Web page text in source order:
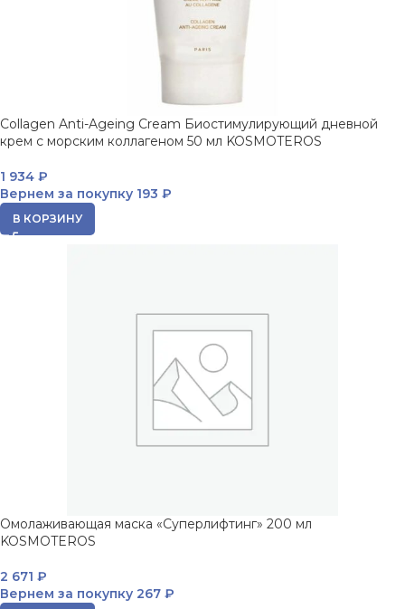
Collagen Anti-Ageing Cream Биостимулирующий дневной
крем с морским коллагеном 50 мл KOSMOTEROS
1 934 ₽
Вернем за покупку 193 ₽
В КОРЗИНУ
Омолаживающая маска «Суперлифтинг» 200 мл
KOSMOTEROS
2 671 ₽
Вернем за покупку 267 ₽